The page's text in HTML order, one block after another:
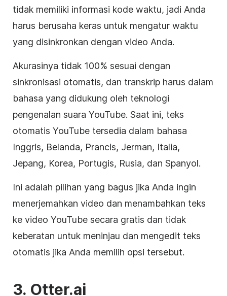
tidak memiliki informasi kode waktu, jadi Anda
harus berusaha keras untuk mengatur waktu
yang disinkronkan dengan video Anda.
Akurasinya tidak 100% sesuai dengan
sinkronisasi otomatis, dan transkrip harus dalam
bahasa yang didukung oleh teknologi
pengenalan suara YouTube. Saat ini, teks
otomatis YouTube tersedia dalam bahasa
Inggris, Belanda, Prancis, Jerman, Italia,
Jepang, Korea, Portugis, Rusia, dan Spanyol.
Ini adalah pilihan yang bagus jika Anda ingin
menerjemahkan video dan menambahkan teks
ke video YouTube secara gratis dan tidak
keberatan untuk meninjau dan mengedit teks
otomatis jika Anda memilih opsi tersebut.
3. Otter.ai